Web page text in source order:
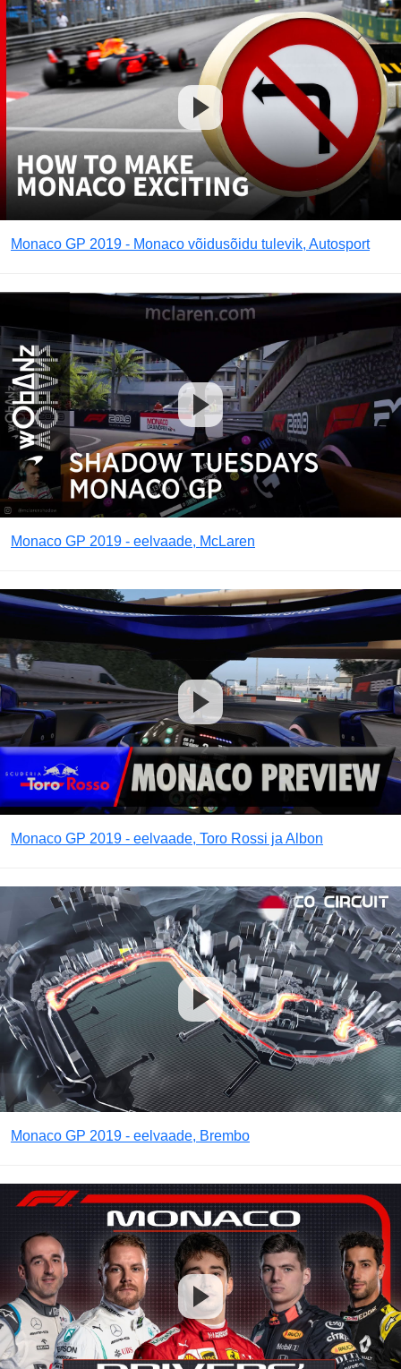
Monaco GP 2019 - Monaco võidusõidu tulevik, Autosport
Monaco GP 2019 - eelvaade, McLaren
Monaco GP 2019 - eelvaade, Toro Rossi ja Albon
Monaco GP 2019 - eelvaade, Brembo